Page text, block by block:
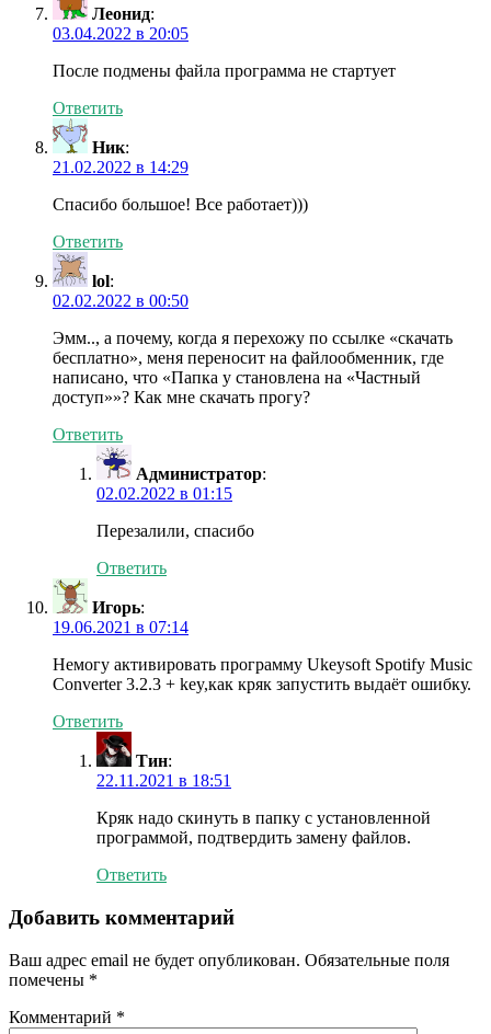
Леонид:
03.04.2022 в 20:05
После подмены файла программа не стартует
Ответить
Ник:
21.02.2022 в 14:29
Спасибо большое! Все работает)))
Ответить
lol:
02.02.2022 в 00:50
Эмм.., а почему, когда я перехожу по ссылке «скачать
бесплатно», меня переносит на файлообменник, где
написано, что «Папка у становлена на «Частный
доступ»»? Как мне скачать прогу?
Ответить
Администратор:
02.02.2022 в 01:15
Перезалили, спасибо
Ответить
Игорь:
19.06.2021 в 07:14
Немогу активировать программу Ukeysoft Spotify Music
Converter 3.2.3 + key,как кряк запустить выдаёт ошибку.
Ответить
Тин:
22.11.2021 в 18:51
Кряк надо скинуть в папку с установленной
программой, подтвердить замену файлов.
Ответить
Добавить комментарий
Ваш адрес email не будет опубликован. Обязательные поля
помечены *
Комментарий *